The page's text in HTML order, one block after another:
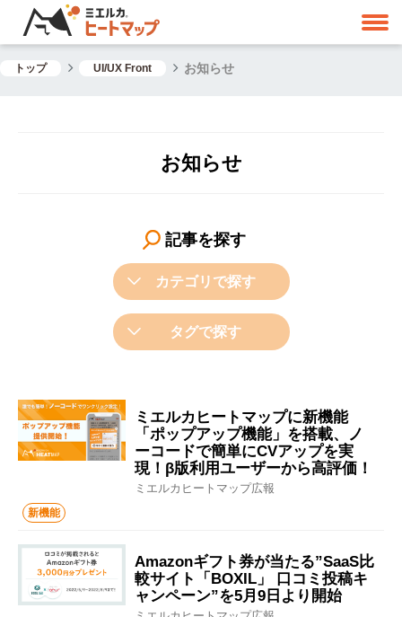
トップ UI/UX Front お知らせ
お知らせ
記事を探す
カテゴリで探す
タグで探す
ミエルカヒートマップに新機能
「ポップアップ機能」を搭載、ノ
ーコードで簡単にCVアップを実
現！β版利用ユーザーから高評価！
ミエルカヒートマップ広報
新機能
Amazonギフト券が当たる”SaaS比
較サイト「BOXIL」 口コミ投稿キ
ャンペーン”を5月9日より開始